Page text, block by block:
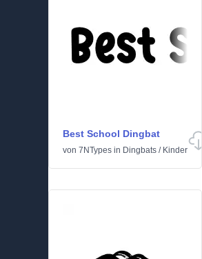
Best School Dingbat
von 7NTypes in Dingbats / Kinder